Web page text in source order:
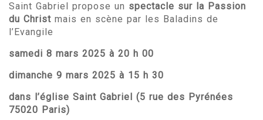
Saint Gabriel propose un spectacle sur la Passion
du Christ mais en scène par les Baladins de
l’Evangile
samedi 8 mars 2025 à 20 h 00
dimanche 9 mars 2025 à 15 h 30
dans l’église Saint Gabriel (5 rue des Pyrénées
75020 Paris)